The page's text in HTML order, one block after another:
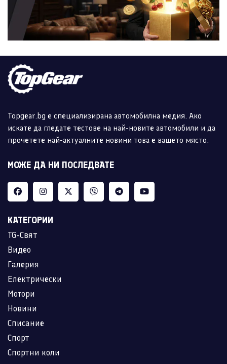
Topgear.bg е специализирана автомобилна медия. Ако
искате да гледате тестове на най-новите автомобили и да
прочетете най-актуалните новини това е вашето място.
МОЖЕ ДА НИ ПОСЛЕДВАТЕ
КАТЕГОРИИ
TG-Свят
Видео
Галерия
Електрически
Мотори
Новини
Списание
Спорт
Спортни коли